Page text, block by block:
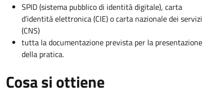
SPID (sistema pubblico di identità digitale), carta
d’identità elettronica (CIE) o carta nazionale dei servizi
(CNS)
tutta la documentazione prevista per la presentazione
della pratica.
Cosa si ottiene